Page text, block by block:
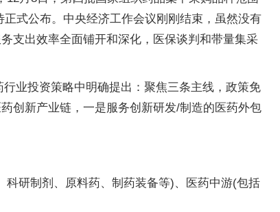
式公布。中央经济工作会议刚刚结束，虽然没有
支出效率全面铺开和深化，医保谈判和带量集采
业投资策略中明确提出：聚焦三条主线，政策免
创新产业链，一是服务创新研发/制造的医药外包
研制剂、原料药、制药装备等)、医药中游(包括